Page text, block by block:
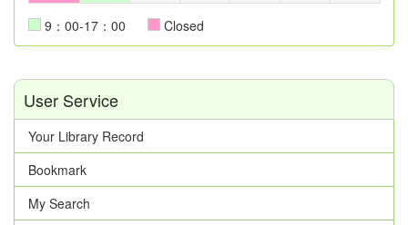
9：00-17：00 Closed
User Service
Your Library Record
Bookmark
My Search